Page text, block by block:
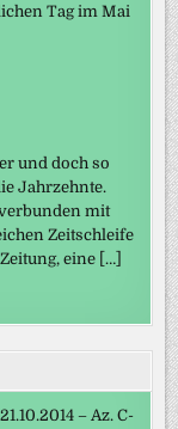
Tag im Mai
und doch so
Jahrzehnte.
mit
Zeitschleife
eine […]
– Az. C-